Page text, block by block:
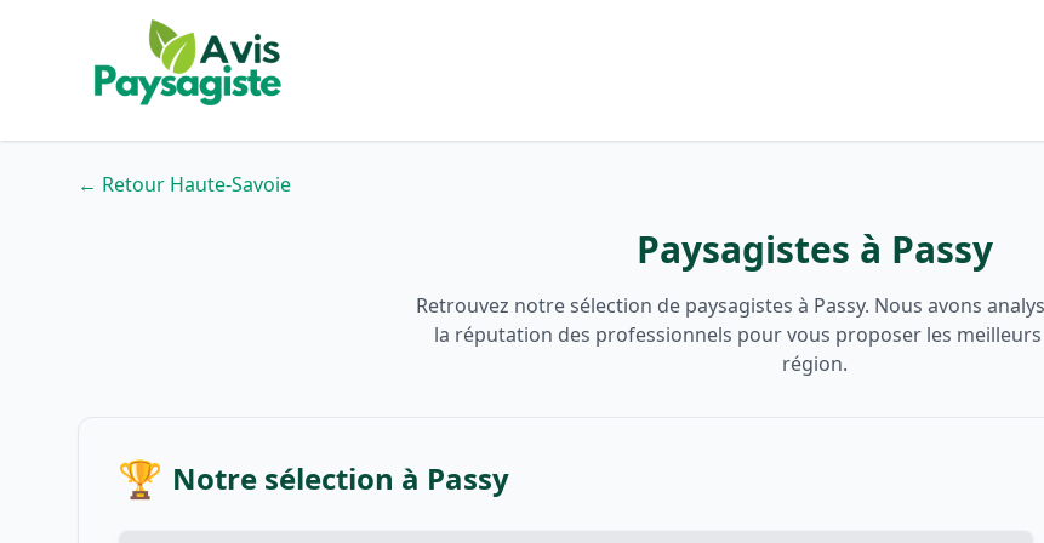
← Retour Haute-Savoie
Paysagistes à Passy
Retrouvez notre sélection de paysagistes à Passy. Nous avons
la réputation des professionnels pour vous proposer les
région.
🏆 Notre sélection à Passy